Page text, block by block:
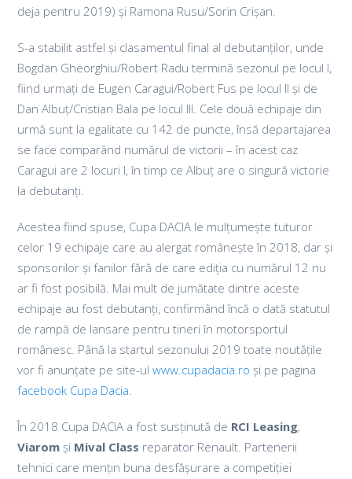
deja pentru 2019) și Ramona Rusu/Sorin Crișan.
S-a stabilit astfel și clasamentul final al debutanților, unde
Bogdan Gheorghiu/Robert Radu termină sezonul pe locul I,
fiind urmați de Eugen Caragui/Robert Fus pe locul II și de
Dan Albuț/Cristian Bala pe locul III. Cele două echipaje din
urmă sunt la egalitate cu 142 de puncte, însă departajarea
se face comparând numărul de victorii – în acest caz
Caragui are 2 locuri I, în timp ce Albuț are o singură victorie
la debutanți.
Acestea fiind spuse, Cupa DACIA le mulțumește tuturor
celor 19 echipaje care au alergat românește în 2018, dar și
sponsorilor și fanilor fără de care ediția cu numărul 12 nu
ar fi fost posibilă. Mai mult de jumătate dintre aceste
echipaje au fost debutanți, confirmând încă o dată statutul
de rampă de lansare pentru tineri în motorsportul
românesc. Până la startul sezonului 2019 toate noutățile
vor fi anunțate pe site-ulwww.cupadacia.ro și pe pagina
facebook Cupa Dacia.
În 2018 Cupa DACIA a fost susținută de RCI Leasing,
Viarom și Mival Class reparator Renault. Partenerii
tehnici care mențin buna desfășurare a competiției